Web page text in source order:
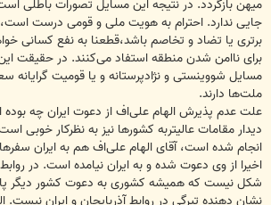
میهن بازگردد. در نتیجه این مسایل تصورات باطلی
جایی ندارد. احترام به هویت ملی و قومی درست است،
برتری یا تضاد و تخاصم باشد،قطعنا به نفع کسانی
برای ناامن شدن منطقه استفاد می‌کنند. در حقیقت
مسایل شووینستی و نژادپرستانه و یا قومیت گرایانه
ملت‌ها دارند.
علت عدم پذیرش الهام علی‌اف از دعوت ایران چه
دیدار مقامات عالیتربه کشورها نیز به نظرکار خوبی
انجام شده است، آقای الهام علی‌اف هم به ایران
اخیرا از وی دعوت شده و به ایران نیامده است. در
شکل نیست که همیشه کشوری به دعوت کشور دیگر
نشان دهنده تیرگی در روابط آذربایجان و ایران نیست.